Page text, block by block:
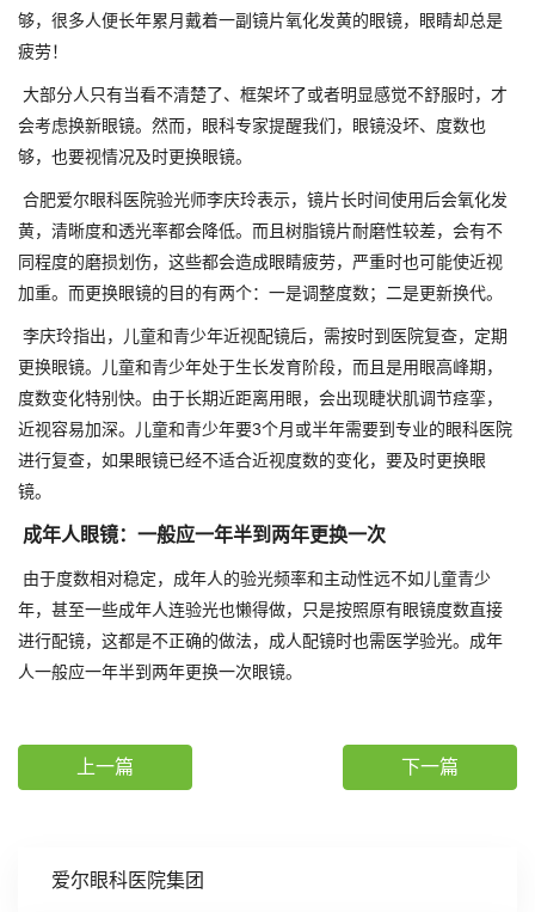
爱尔眼科医院集团
够，很多人便长年累月戴着一副镜片氧化发黄的眼镜，眼睛却总是
疲劳！
大部分人只有当看不清楚了、框架坏了或者明显感觉不舒服时，才
会考虑换新眼镜。然而，眼科专家提醒我们，眼镜没坏、度数也
够，也要视情况及时更换眼镜。
合肥爱尔眼科医院验光师李庆玲表示，镜片长时间使用后会氧化发
黄，清晰度和透光率都会降低。而且树脂镜片耐磨性较差，会有不
同程度的磨损划伤，这些都会造成眼睛疲劳，严重时也可能使近视
加重。而更换眼镜的目的有两个：一是调整度数；二是更新换代。
李庆玲指出，儿童和青少年近视配镜后，需按时到医院复查，定期
更换眼镜。儿童和青少年处于生长发育阶段，而且是用眼高峰期，
度数变化特别快。由于长期近距离用眼，会出现睫状肌调节痉挛，
近视容易加深。儿童和青少年要3个月或半年需要到专业的眼科医院
进行复查，如果眼镜已经不适合近视度数的变化，要及时更换眼
镜。
成年人眼镜：一般应一年半到两年更换一次
由于度数相对稳定，成年人的验光频率和主动性远不如儿童青少
年，甚至一些成年人连验光也懒得做，只是按照原有眼镜度数直接
进行配镜，这都是不正确的做法，成人配镜时也需医学验光。成年
人一般应一年半到两年更换一次眼镜。
上一篇 下一篇